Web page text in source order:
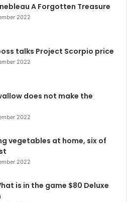
A Forgotten Treasure
2022
talks Project Scorpio price
2022
does not make the
2022
vegetables at home, six of
2022
is in the game $80 Deluxe